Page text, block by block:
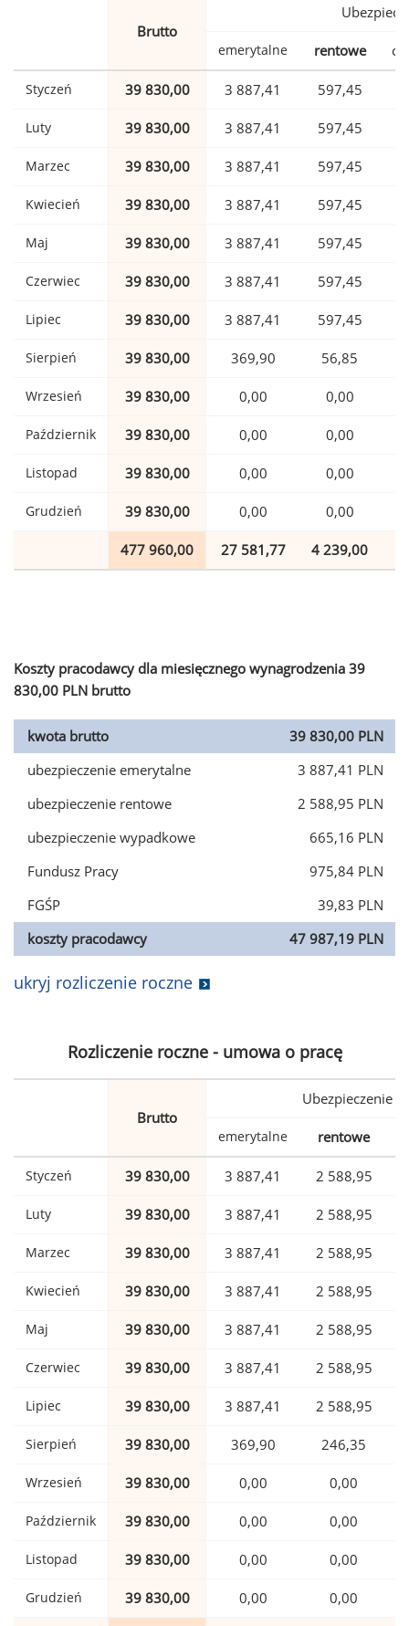
Brutto
emerytalne rentowe
Styczeń 39 830,00 3 887,41 597,45
Luty 39 830,00 3 887,41 597,45
Marzec 39 830,00 3 887,41 597,45
Kwiecień 39 830,00 3 887,41 597,45
Maj 39 830,00 3 887,41 597,45
Czerwiec 39 830,00 3 887,41 597,45
Lipiec 39 830,00 3 887,41 597,45
Sierpień 39 830,00 369,90 56,85
Wrzesień 39 830,00 0,00 0,00
Październik 39 830,00 0,00 0,00
Listopad 39 830,00 0,00 0,00
Grudzień 39 830,00 0,00 0,00
477 960,00 27 581,77 4 239,00
Koszty pracodawcy dla miesięcznego wynagrodzenia 39
830,00 PLN brutto
kwota brutto
39 830,00 PLN
ubezpieczenie emerytalne
3 887,41 PLN
ubezpieczenie rentowe
2 588,95 PLN
ubezpieczenie wypadkowe
665,16 PLN
Fundusz Pracy
975,84 PLN
FGŚP
39,83 PLN
koszty pracodawcy
47 987,19 PLN
ukryj rozliczenie roczne
Rozliczenie roczne - umowa o pracę
Brutto
Ubezpieczenie
emerytalne rentowe
Styczeń 39 830,00 3 887,41 2 588,95
Luty 39 830,00 3 887,41 2 588,95
Marzec 39 830,00 3 887,41 2 588,95
Kwiecień 39 830,00 3 887,41 2 588,95
Maj 39 830,00 3 887,41 2 588,95
Czerwiec 39 830,00 3 887,41 2 588,95
Lipiec 39 830,00 3 887,41 2 588,95
Sierpień 39 830,00 369,90 246,35
Wrzesień 39 830,00 0,00 0,00
Październik 39 830,00 0,00 0,00
Listopad 39 830,00 0,00 0,00
Grudzień 39 830,00 0,00 0,00